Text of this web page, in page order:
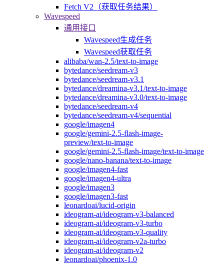
Fetch V2（获取任务结果）
Wavespeed
通用接口
Wavespeed生成任务
Wavespeed获取任务
alibaba/wan-2.5/text-to-image
bytedance/seedream-v3
bytedance/seedream-v3.1
bytedance/dreamina-v3.1/text-to-image
bytedance/dreamina-v3.0/text-to-image
bytedance/seedream-v4
bytedance/seedream-v4/sequential
google/imagen4
google/gemini-2.5-flash-image-
preview/text-to-image
google/gemini-2.5-flash-image/text-to-image
google/nano-banana/text-to-image
google/imagen4-fast
google/imagen4-ultra
google/imagen3
google/imagen3-fast
leonardoai/lucid-origin
ideogram-ai/ideogram-v3-balanced
ideogram-ai/ideogram-v3-turbo
ideogram-ai/ideogram-v3-quality
ideogram-ai/ideogram-v2a-turbo
ideogram-ai/ideogram-v2
leonardoai/phoenix-1.0